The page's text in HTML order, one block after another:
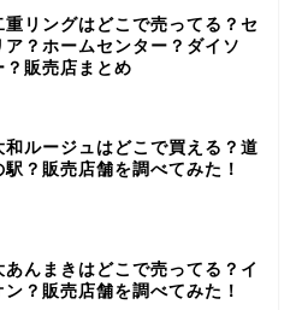
重リングはどこで売ってる？セ
ア？ホームセンター？ダイソ
？販売店まとめ
和ルージュはどこで買える？道
駅？販売店舗を調べてみた！
あんまきはどこで売ってる？イ
ン？販売店舗を調べてみた！